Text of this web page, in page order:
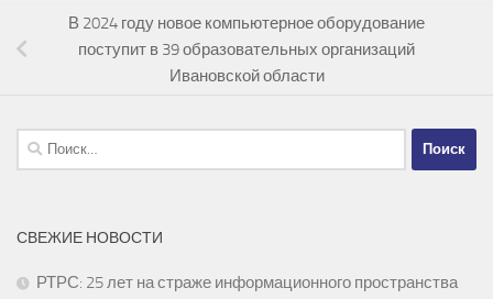
В 2024 году новое компьютерное оборудование
поступит в 39 образовательных организаций
Ивановской области
Найти:
СВЕЖИЕ НОВОСТИ
РТРС: 25 лет на страже информационного пространства